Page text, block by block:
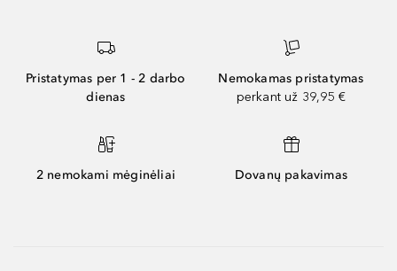
Pristatymas per 1 - 2 darbo
dienas
Nemokamas pristatymas
perkant už 39,95 €
2 nemokami mėginėliai Dovanų pakavimas